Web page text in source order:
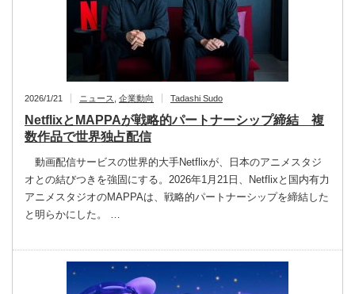
2026/1/21 ニュース 企業動向 Tadashi Sudo
NetflixとMAPPAが戦略的パートナーシップ締結 複
数作品で世界独占配信
動画配信サービスの世界的大手Netflixが、日本のアニメスタジ
オとの結びつきを強固にする。2026年1月21日、Netflixと国内有力
アニメスタジオのMAPPAは、戦略的パートナーシップを締結した
と明らかにした。 …